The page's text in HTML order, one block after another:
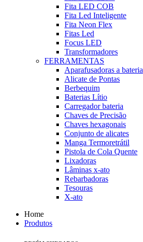
Fita LED COB
Fita Led Inteligente
Fita Neon Flex
Fitas Led
Focus LED
Transformadores
FERRAMENTAS
Aparafusadoras a bateria
Alicate de Pontas
Berbequim
Baterias Lítio
Carregador bateria
Chaves de Precisão
Chaves hexagonais
Conjunto de alicates
Manga Termoretrátil
Pistola de Cola Quente
Lixadoras
Lâminas x-ato
Rebarbadoras
Tesouras
X-ato
Home
Produtos